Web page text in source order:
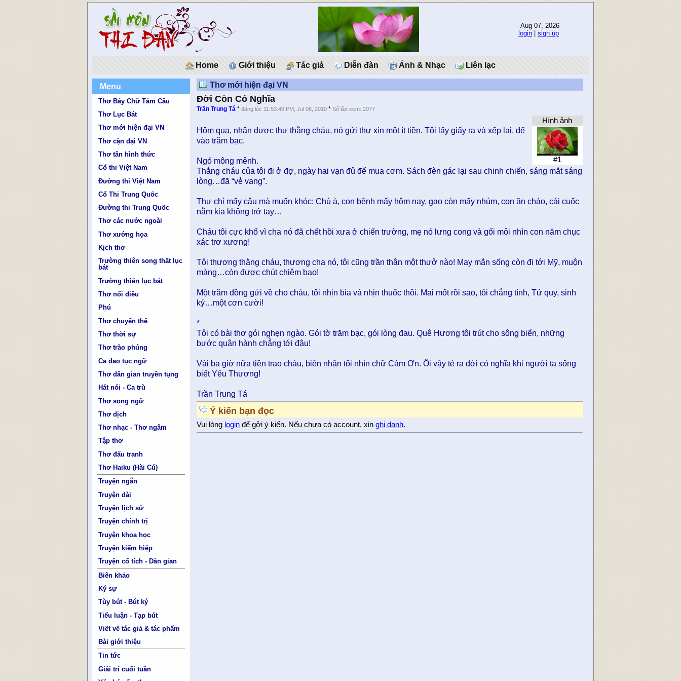
Aug 07, 2026
login
sign up
Home Giới thiệu Tác giả Diễn đàn Ảnh & Nhạc Liên lạc
Menu
Thơ Bảy Chữ Tám Câu
Thơ Lục Bát
Thơ mới hiện đại VN
Thơ cận đại VN
Thơ tân hình thức
Cổ thi Việt Nam
Đường thi Việt Nam
Cổ Thi Trung Quốc
Đường thi Trung Quốc
Thơ các nước ngoài
Thơ xướng họa
Kịch thơ
Trường thiên song thất lục
bát
Trường thiên lục bát
Thơ nối điêu
Phú
Thơ chuyển thể
Thơ thời sự
Thơ trào phúng
Ca dao tục ngữ
Thơ dân gian truyền tụng
Hát nói - Ca trù
Thơ song ngữ
Thơ dịch
Thơ nhạc - Thơ ngâm
Tập thơ
Thơ đấu tranh
Thơ Haiku (Hài Cú)
Truyện ngắn
Truyện dài
Truyện lịch sử
Truyện chính trị
Truyện khoa học
Truyện kiếm hiệp
Truyện cổ tích - Dân gian
Biên khảo
Ký sự
Tùy bút - Bút ký
Tiểu luận - Tạp bút
Viết về tác giả & tác phẩm
Bài giới thiệu
Tin tức
Giải trí cuối tuần
Thơ mới hiện đại VN
Đời Còn Có Nghĩa
Trần Trung Tá *đăng lúc 11:53:49 PM, Jul 06, 2010 *Số lần xem: 2077
Hình ảnh
#1
Hôm qua, nhận được thư thằng cháu, nó gửi thư xin một ít tiền. Tôi lấy giấy ra và xếp lại, để
vào trăm bạc.
Ngó mông mênh.
Thằng cháu của tôi đi ở đợ, ngày hai vạn đủ để mua cơm. Sách đèn gác lại sau chinh chiến, sáng mắt sáng
lòng…đã “vẻ vang”.
Thư chỉ mấy câu mà muốn khóc: Chú à, con bệnh mấy hôm nay, gạo còn mấy nhúm, con ăn cháo, cái cuốc
nằm kia không trở tay…
Cháu tôi cực khổ vì cha nó đã chết hồi xưa ở chiến trường, mẹ nó lưng cong và gối mỏi nhìn con năm chục
xác trơ xương!
Tôi thương thằng cháu, thương cha nó, tôi cũng trần thân một thưở nào! May mắn sống còn đi tới Mỹ, muộn
màng…còn được chút chiêm bao!
Một trăm đồng gửi về cho cháu, tôi nhịn bia và nhịn thuốc thôi. Mai mốt rồi sao, tôi chẳng tính, Tử quy, sinh
ký…một cơn cười!
*
Tôi có bài thơ gói nghẹn ngào. Gói tờ trăm bạc, gói lòng đau. Quê Hương tôi trút cho sông biển, những
bước quân hành chẳng tới đâu!
Vài ba giờ nữa tiền trao cháu, biên nhận tôi nhìn chữ Cám Ơn. Ôi vậy té ra đời có nghĩa khi người ta sống
biết Yêu Thương!
Trần Trung Tá
Ý kiến bạn đọc
Vui lòng login để gởi ý kiến. Nếu chưa có account, xinghi danh.